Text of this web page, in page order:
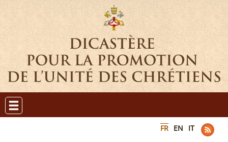
FR EN IT